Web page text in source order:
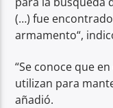
(…) fue
armamento“,
“Se conoce que
utilizan para
añadió.